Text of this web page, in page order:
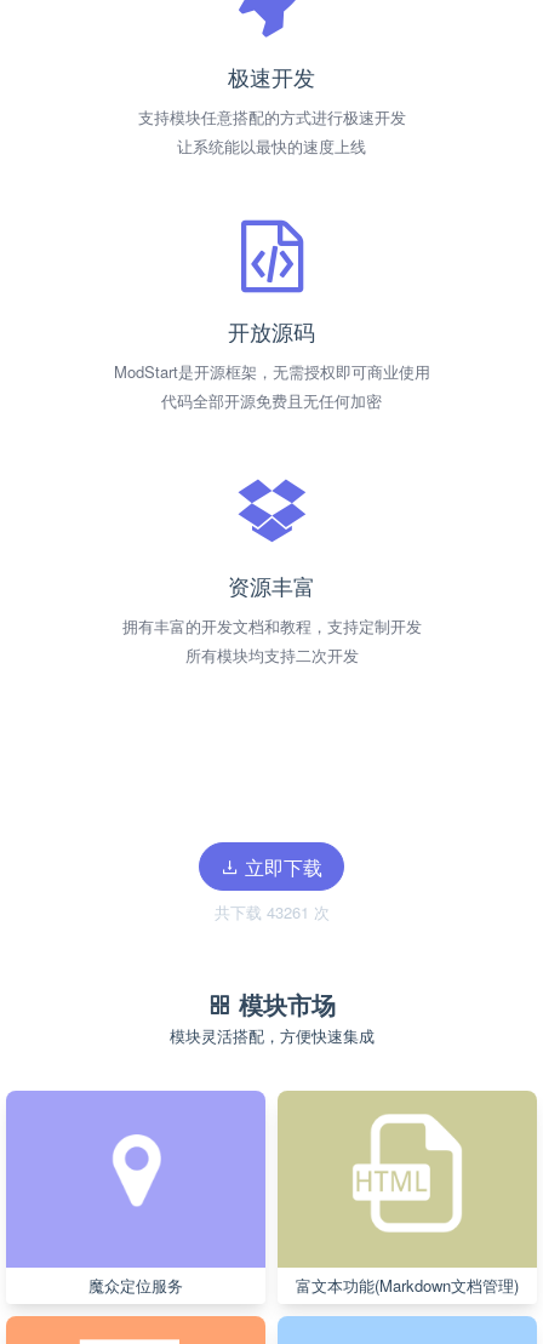
极速开发
支持模块任意搭配的方式进行极速开发
让系统能以最快的速度上线
开放源码
ModStart是开源框架，无需授权即可商业使用
代码全部开源免费且无任何加密
资源丰富
拥有丰富的开发文档和教程，支持定制开发
所有模块均支持二次开发
立即下载
共下载 43261 次
模块市场
模块灵活搭配，方便快速集成
魔众定位服务 富文本功能(Markdown文档管理)